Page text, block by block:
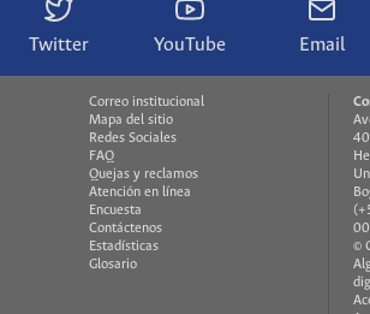
Twitter YouTube Email
Correo institucional
Mapa del sitio
Redes Sociales
FAQ
Quejas y reclamos
Atención en línea
Encuesta
Contáctenos
Estadísticas
Glosario
©